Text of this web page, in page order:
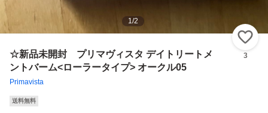
1/2
☆新品未開封 プリマヴィスタ デイトリートメ
ントバーム<ローラータイプ> オークル05
Primavista
3
送料無料